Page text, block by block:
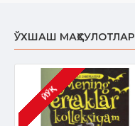
ЎХШАШ МАҲСУЛОТЛАР
ЙЎҚ